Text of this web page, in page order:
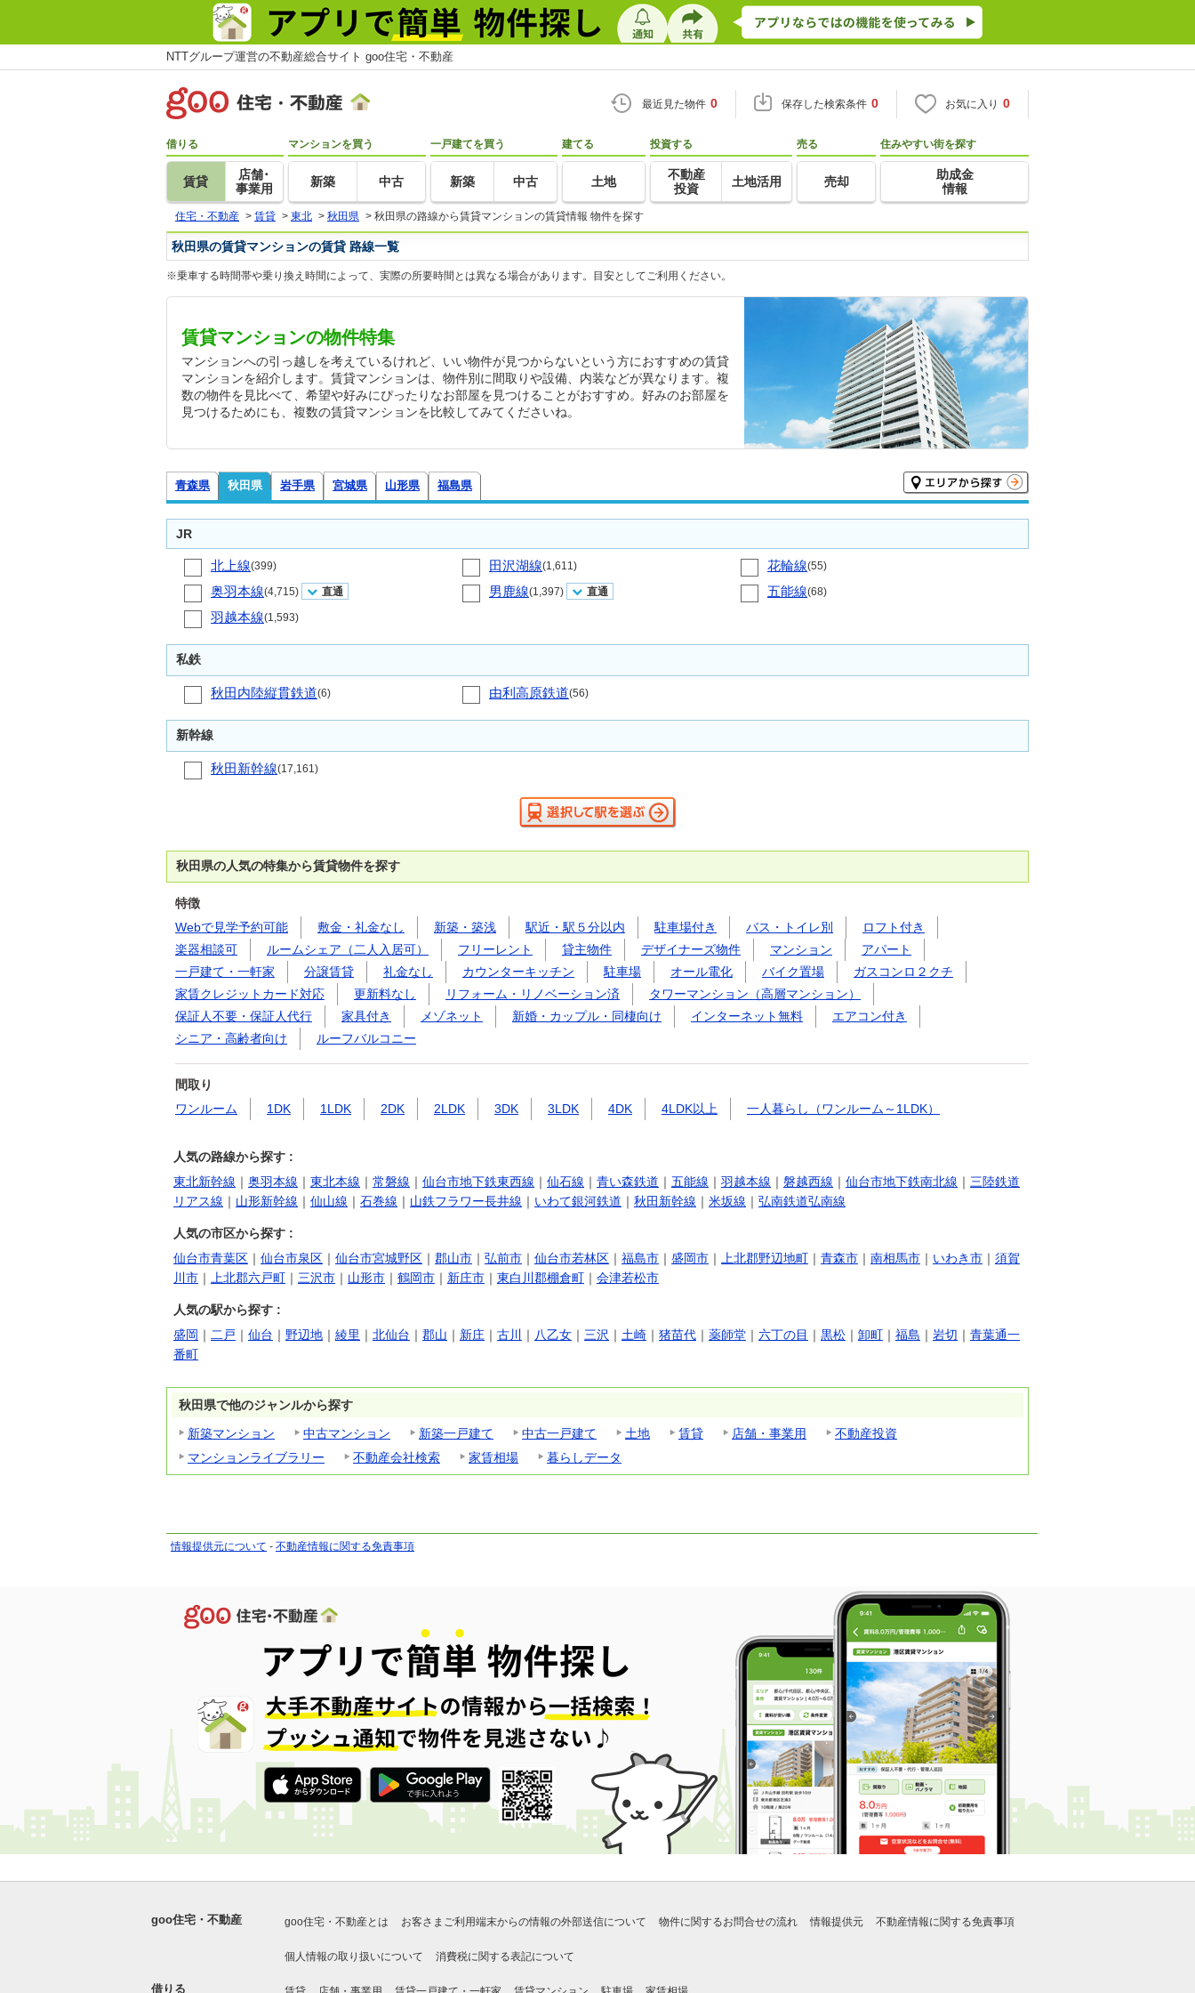
NTTグループ運営の不動産総合サイト goo住宅・不動産
最近見た物件 0 保存した検索条件 0 お気に入り 0
借りる
賃貸
店舗･
事業用
マンションを買う
新築 中古
一戸建てを買う
新築 中古
建てる
土地
投資する
不動産
投資
土地活用
売る
売却
住みやすい街を探す
助成金
情報
住宅・不動産 > 賃貸 > 東北 > 秋田県 > 秋田県の路線から賃貸マンションの賃貸情報 物件を探す
秋田県の賃貸マンションの賃貸 路線一覧
※乗車する時間帯や乗り換え時間によって、実際の所要時間とは異なる場合があります。目安としてご利用ください。
賃貸マンションの物件特集
マンションへの引っ越しを考えているけれど、いい物件が見つからないという方におすすめの賃貸
マンションを紹介します。賃貸マンションは、物件別に間取りや設備、内装などが異なります。複
数の物件を見比べて、希望や好みにぴったりなお部屋を見つけることがおすすめ。好みのお部屋を
見つけるためにも、複数の賃貸マンションを比較してみてくださいね。
青森県 秋田県 岩手県 宮城県 山形県 福島県
JR
北上線(399) 田沢湖線(1,611) 花輪線(55)
奥羽本線(4,715) 直通 男鹿線(1,397) 直通 五能線(68)
羽越本線(1,593)
私鉄
秋田内陸縦貫鉄道(6) 由利高原鉄道(56)
新幹線
秋田新幹線(17,161)
秋田県の人気の特集から賃貸物件を探す
特徴
Webで見学予約可能
敷金・礼金なし 新築・築浅 駅近・駅５分以内 駐車場付き バス・トイレ別
ロフト付き
楽器相談可
ルームシェア（二人入居可） フリーレント 貸主物件 デザイナーズ物件 マンション
アパート
一戸建て・一軒家
分譲賃貸 礼金なし カウンターキッチン 駐車場 オール電化 バイク置場
ガスコンロ２クチ
家賃クレジットカード対応
更新料なし リフォーム・リノベーション済
タワーマンション（高層マンション）
保証人不要・保証人代行
家具付き メゾネット 新婚・カップル・同棲向け インターネット無料
エアコン付き
シニア・高齢者向け
ルーフバルコニー
間取り
ワンルーム
1DK 1LDK 2DK 2LDK 3DK 3LDK 4DK 4LDK以上 一人暮らし（ワンルーム～1LDK）
人気の路線から探す :
東北新幹線 ｜ 奥羽本線 ｜ 東北本線 ｜ 常磐線 ｜ 仙台市地下鉄東西線 ｜ 仙石線 ｜ 青い森鉄道 ｜ 五能線 ｜ 羽越本線 ｜ 磐越西線 ｜ 仙台市地下鉄南北線 ｜ 三陸鉄道
リアス線 ｜ 山形新幹線 ｜ 仙山線 ｜ 石巻線 ｜ 山鉄フラワー長井線 ｜ いわて銀河鉄道 ｜ 秋田新幹線 ｜ 米坂線 ｜ 弘南鉄道弘南線
人気の市区から探す :
仙台市青葉区 ｜ 仙台市泉区 ｜ 仙台市宮城野区 ｜ 郡山市 ｜ 弘前市 ｜ 仙台市若林区 ｜ 福島市 ｜ 盛岡市 ｜ 上北郡野辺地町 ｜ 青森市 ｜ 南相馬市 ｜ いわき市 ｜ 須賀
川市 ｜ 上北郡六戸町 ｜ 三沢市 ｜ 山形市 ｜ 鶴岡市 ｜ 新庄市 ｜ 東白川郡棚倉町 ｜ 会津若松市
人気の駅から探す :
盛岡 ｜ 二戸 ｜ 仙台 ｜ 野辺地 ｜ 綾里 ｜ 北仙台 ｜ 郡山 ｜ 新庄 ｜ 古川 ｜ 八乙女 ｜ 三沢 ｜ 土崎 ｜ 猪苗代 ｜ 薬師堂 ｜ 六丁の目 ｜ 黒松 ｜ 卸町 ｜ 福島 ｜ 岩切 ｜ 青葉通一
番町
秋田県で他のジャンルから探す
新築マンション
中古マンション 新築一戸建て 中古一戸建て 土地 賃貸 店舗・事業用
不動産投資
マンションライブラリー
不動産会社検索 家賃相場 暮らしデータ
情報提供元について - 不動産情報に関する免責事項
goo住宅・不動産 goo住宅・不動産とは お客さまご利用端末からの情報の外部送信について 物件に関するお問合せの流れ 情報提供元 不動産情報に関する免責事項
個人情報の取り扱いについて 消費税に関する表記について
借りる